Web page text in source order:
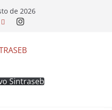
de 2026
Sintraseb